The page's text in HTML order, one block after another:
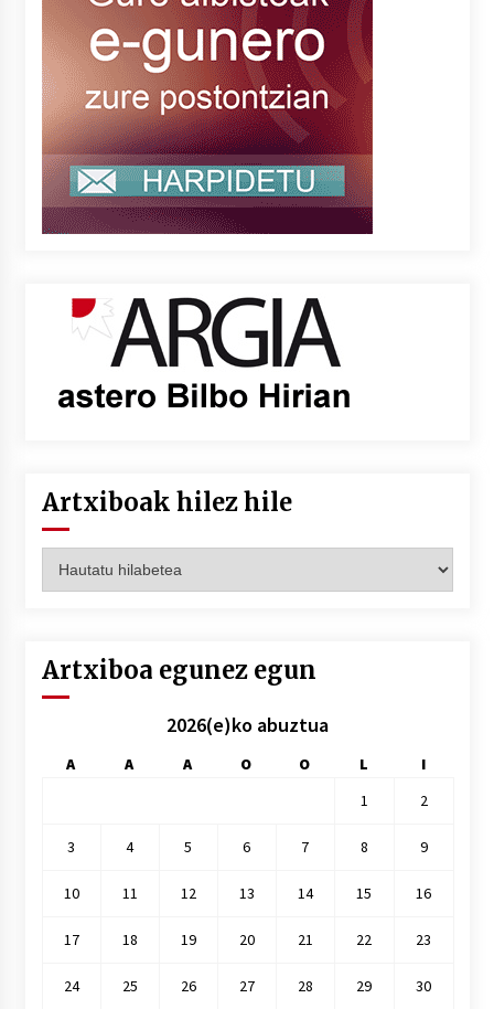
Artxiboak hilez hile
hilez
Artxiboa egunez egun
2026(e)ko abuztua
A A A O O L
I
1
2
3 4 5 6 7 8 9
10 11 12 13 14 15 16
17 18 19 20 21 22 23
24 25 26 27 28 29 30